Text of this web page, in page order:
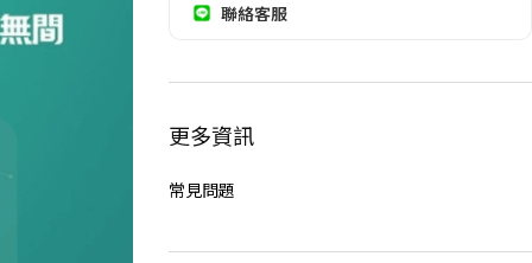
聯絡客服
更多資訊
常見問題